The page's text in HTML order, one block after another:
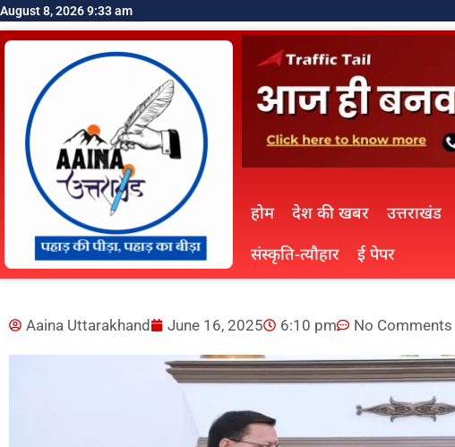
August 8, 2026 9:33 am
होम देश की खबर उत्तराखंड
संस्कृति-त्यौहार
ई पेपर
Aaina Uttarakhand June 16, 2025 6:10 pm No Comments